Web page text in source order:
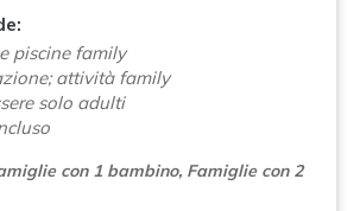
piscine family
attività family
solo adulti
con 1 bambino, Famiglie con 2